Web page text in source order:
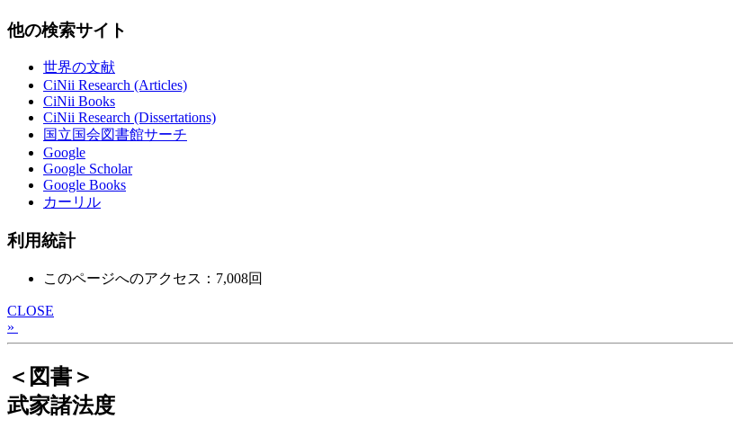
他の検索サイト
世界の文献
CiNii Research (Articles)
CiNii Books
CiNii Research (Dissertations)
国立国会図書館サーチ
Google
Google Scholar
Google Books
カーリル
利用統計
このページへのアクセス：7,008回
CLOSE
»
＜図書＞
武家諸法度